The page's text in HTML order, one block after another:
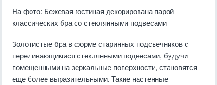
На фото: Бежевая гостиная декорирована парой
классических бра со стеклянными подвесами
Золотистые бра в форме старинных подсвечников с
переливающимися стеклянными подвесами, будучи
помещенными на зеркальные поверхности, становятся
еще более выразительными. Такие настенные